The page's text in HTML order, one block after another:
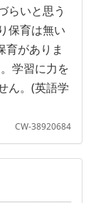
らいと思う
保育は無い
育がありま
学習に力を
ん。(英語学
CW-38920684